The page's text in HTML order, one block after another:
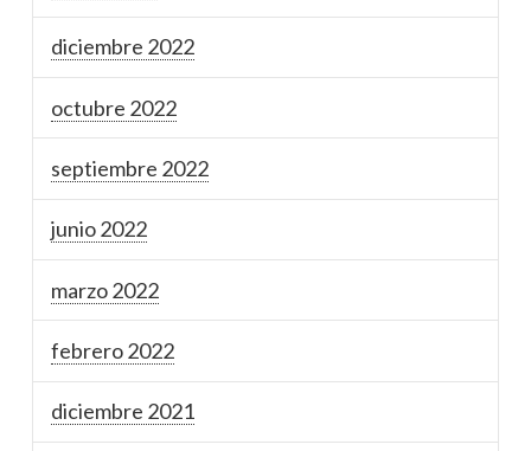
diciembre 2022
octubre 2022
septiembre 2022
junio 2022
marzo 2022
febrero 2022
diciembre 2021